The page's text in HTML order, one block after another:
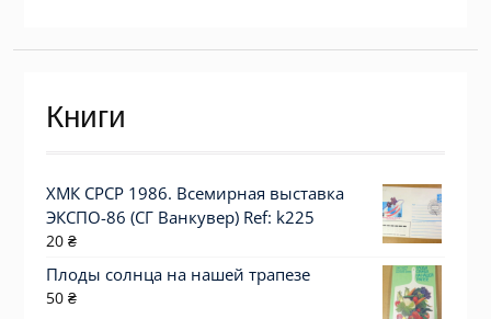
Книги
ХМК СРСР 1986. Всемирная выставка
ЭКСПО-86 (СГ Ванкувер) Ref: k225
20 ₴
Плоды солнца на нашей трапезе
50 ₴